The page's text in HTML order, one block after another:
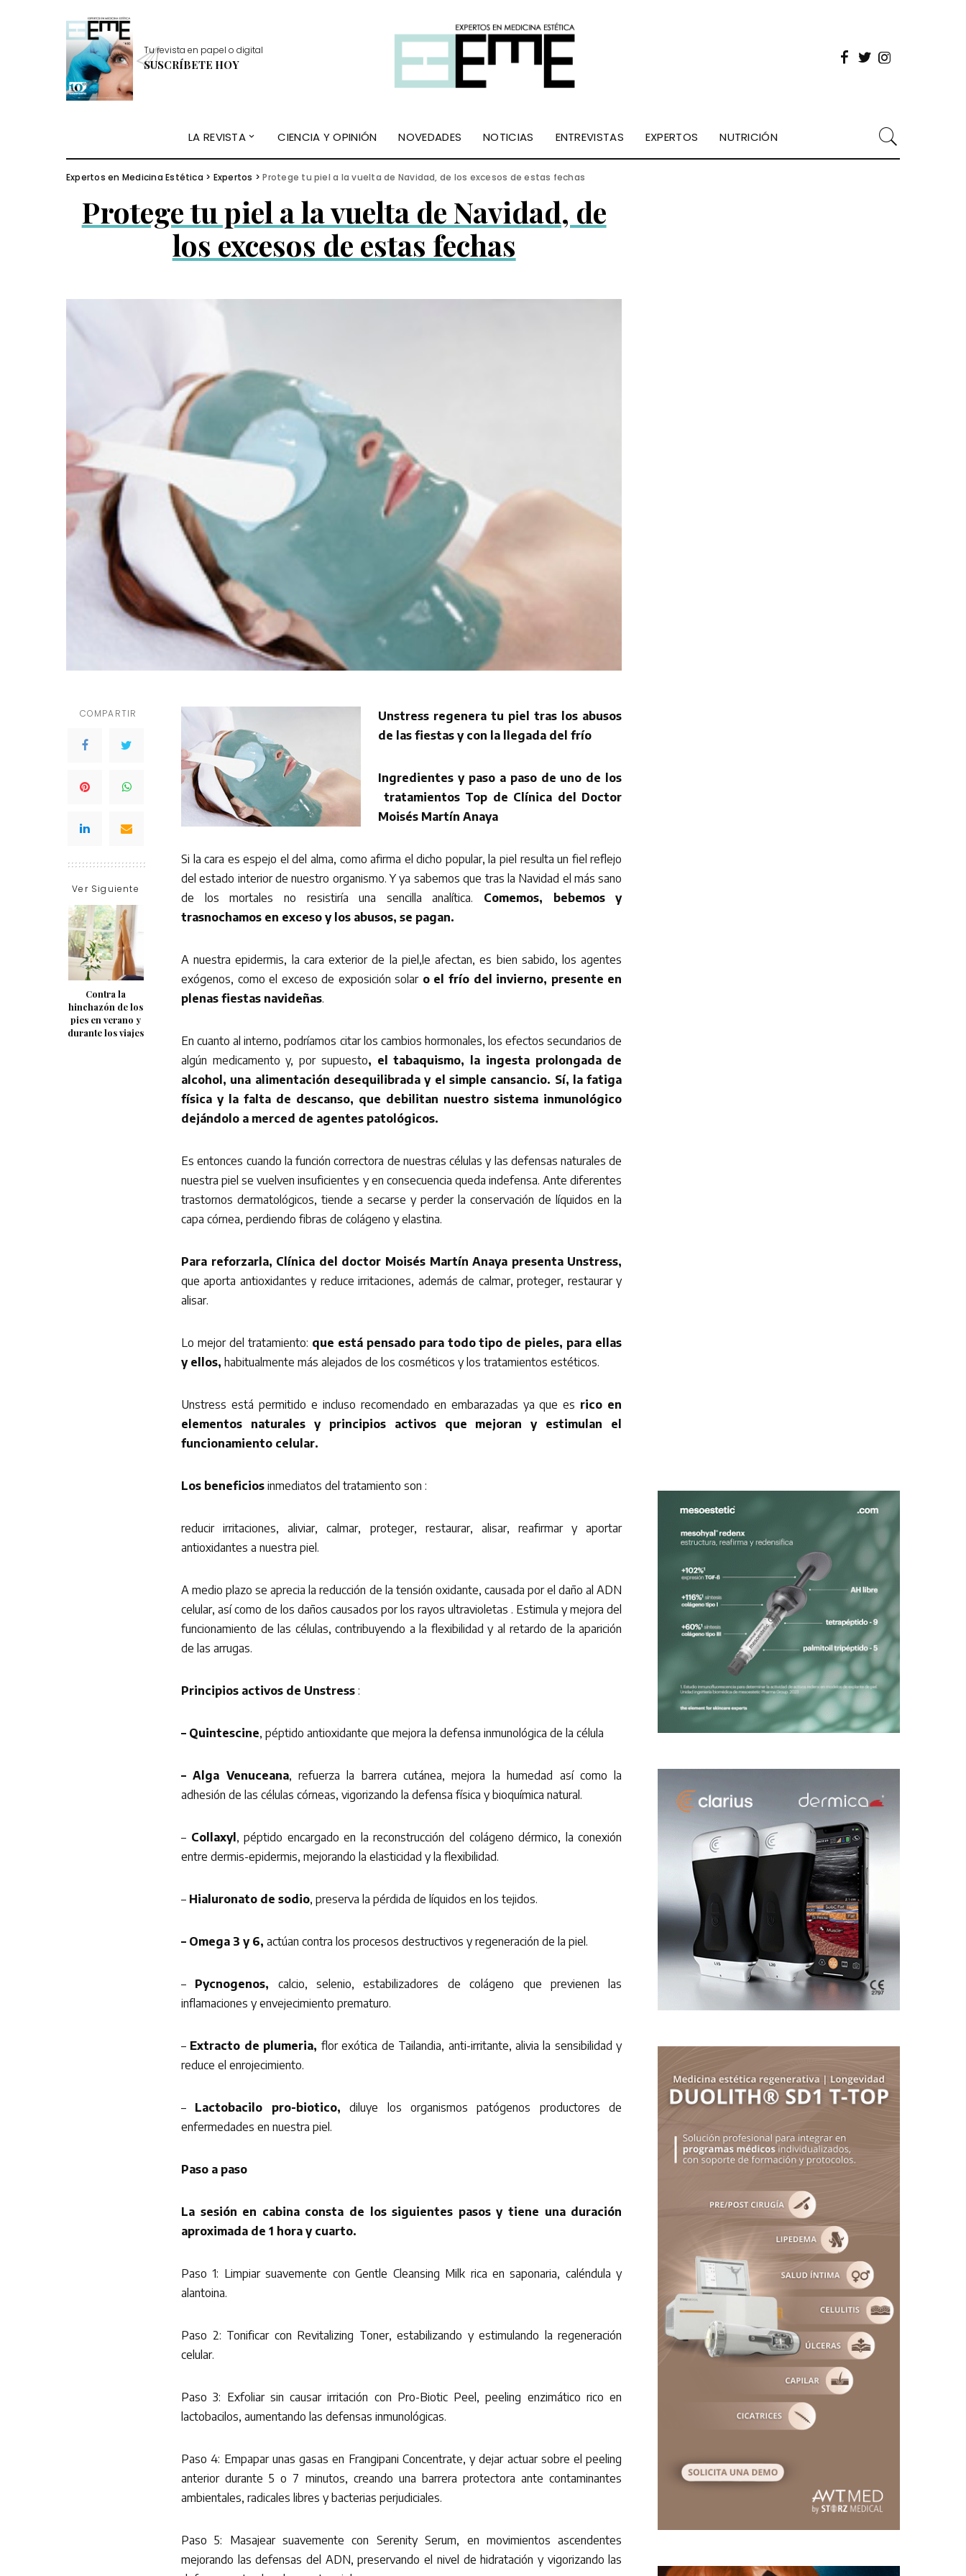
Tu revista en papel o digital
SUSCRÍBETE HOY
LA REVISTA CIENCIA Y OPINIÓN NOVEDADES NOTICIAS ENTREVISTAS EXPERTOS NUTRICIÓN
Expertos en Medicina Estética > Expertos >Protege tu piel a la vuelta de Navidad, de los excesos de estas fechas
Protege tu piel a la vuelta de Navidad, de
los excesos de estas fechas
COMPARTIR
Ver Siguiente
Contra la
hinchazón de los
pies en verano y
durante los viajes
Unstress regenera tu piel tras los abusos
de las fiestas y con la llegada del frío
Ingredientes y paso a paso de uno de los
tratamientos Top de Clínica del Doctor
Moisés Martín Anaya
Si la cara es espejo el del alma, como afirma el dicho popular, la piel resulta un fiel reflejo
del estado interior de nuestro organismo. Y ya sabemos que tras la Navidad el más sano
de los mortales no resistiría una sencilla analítica. Comemos, bebemos y
trasnochamos en exceso y los abusos, se pagan.
A nuestra epidermis, la cara exterior de la piel,le afectan, es bien sabido, los agentes
exógenos, como el exceso de exposición solar o el frío del invierno, presente en
plenas fiestas navideñas.
En cuanto al interno, podríamos citar los cambios hormonales, los efectos secundarios de
algún medicamento y, por supuesto, el tabaquismo, la ingesta prolongada de
alcohol, una alimentación desequilibrada y el simple cansancio. Sí, la fatiga
física y la falta de descanso, que debilitan nuestro sistema inmunológico
dejándolo a merced de agentes patológicos.
Es entonces cuando la función correctora de nuestras células y las defensas naturales de
nuestra piel se vuelven insuficientes y en consecuencia queda indefensa. Ante diferentes
trastornos dermatológicos, tiende a secarse y perder la conservación de líquidos en la
capa córnea, perdiendo fibras de colágeno y elastina.
Para reforzarla, Clínica del doctor Moisés Martín Anaya presenta Unstress,
que aporta antioxidantes y reduce irritaciones, además de calmar, proteger, restaurar y
alisar.
Lo mejor del tratamiento: que está pensado para todo tipo de pieles, para ellas
y ellos, habitualmente más alejados de los cosméticos y los tratamientos estéticos.
Unstress está permitido e incluso recomendado en embarazadas ya que es rico en
elementos naturales y principios activos que mejoran y estimulan el
funcionamiento celular.
Los beneficios inmediatos del tratamiento son :
reducir irritaciones, aliviar, calmar, proteger, restaurar, alisar, reafirmar y aportar
antioxidantes a nuestra piel.
A medio plazo se aprecia la reducción de la tensión oxidante, causada por el daño al ADN
celular, así como de los daños causados por los rayos ultravioletas . Estimula y mejora del
funcionamiento de las células, contribuyendo a la flexibilidad y al retardo de la aparición
de las arrugas.
Principios activos de Unstress :
– Quintescine, péptido antioxidante que mejora la defensa inmunológica de la célula
– Alga Venuceana, refuerza la barrera cutánea, mejora la humedad así como la
adhesión de las células córneas, vigorizando la defensa física y bioquímica natural.
– Collaxyl, péptido encargado en la reconstrucción del colágeno dérmico, la conexión
entre dermis-epidermis, mejorando la elasticidad y la flexibilidad.
– Hialuronato de sodio, preserva la pérdida de líquidos en los tejidos.
– Omega 3 y 6, actúan contra los procesos destructivos y regeneración de la piel.
– Pycnogenos, calcio, selenio, estabilizadores de colágeno que previenen las
inflamaciones y envejecimiento prematuro.
– Extracto de plumeria, flor exótica de Tailandia, anti-irritante, alivia la sensibilidad y
reduce el enrojecimiento.
– Lactobacilo pro-biotico, diluye los organismos patógenos productores de
enfermedades en nuestra piel.
Paso a paso
La sesión en cabina consta de los siguientes pasos y tiene una duración
aproximada de 1 hora y cuarto.
Paso 1: Limpiar suavemente con Gentle Cleansing Milk rica en saponaria, caléndula y
alantoina.
Paso 2: Tonificar con Revitalizing Toner, estabilizando y estimulando la regeneración
celular.
Paso 3: Exfoliar sin causar irritación con Pro-Biotic Peel, peeling enzimático rico en
lactobacilos, aumentando las defensas inmunológicas.
Paso 4: Empapar unas gasas en Frangipani Concentrate, y dejar actuar sobre el peeling
anterior durante 5 o 7 minutos, creando una barrera protectora ante contaminantes
ambientales, radicales libres y bacterias perjudiciales.
Paso 5: Masajear suavemente con Serenity Serum, en movimientos ascendentes
mejorando las defensas del ADN, preservando el nivel de hidratación y vigorizando las